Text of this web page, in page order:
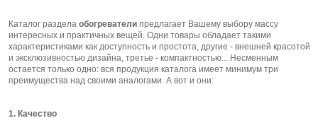
Каталог раздела обогреватели предлагает Вашему выбору массу
интересных и практичных вещей. Одни товары обладает такими
характеристиками как доступность и простота, другие - внешней красотой
и эксклюзивностью дизайна, третье - компактностью... Несменным
остается только одно: вся продукция каталога имеет минимум три
преимущества над своими аналогами. А вот и они:
1. Качество